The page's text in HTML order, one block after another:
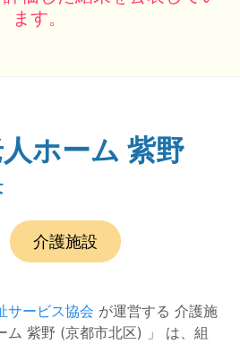
ます。
ホーム 紫野
は、
です。
種別は
介護施設
サービス協会 が運営する 介護施
ム 紫野 (京都市北区) 」 は、組